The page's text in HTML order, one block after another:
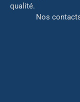
qualité.
Nos